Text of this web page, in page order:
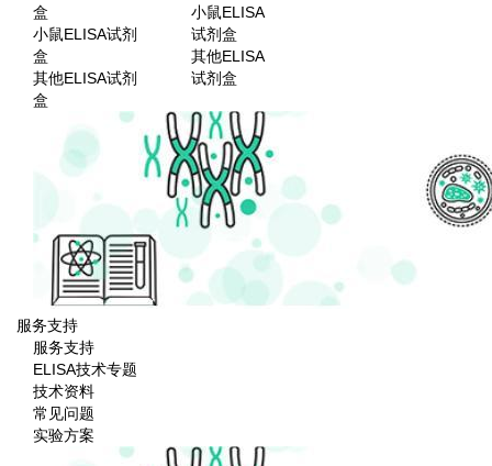
盒
小鼠ELISA试剂
盒
其他ELISA试剂
盒
小鼠ELISA
试剂盒
其他ELISA
试剂盒
服务支持
服务支持
ELISA技术专题
技术资料
常见问题
实验方案